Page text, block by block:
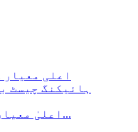
اعلیٰ معیار کے سلنگ بیگ کا سفر...